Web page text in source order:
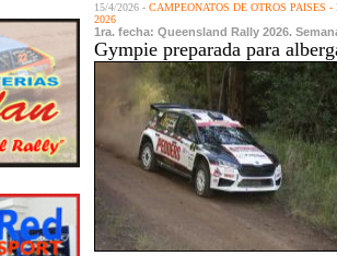
15/4/2026 - CAMPEONATOS DE OTROS PAISES
2026
1ra. fecha: Queensland Rally 2026.
Gympie preparada para